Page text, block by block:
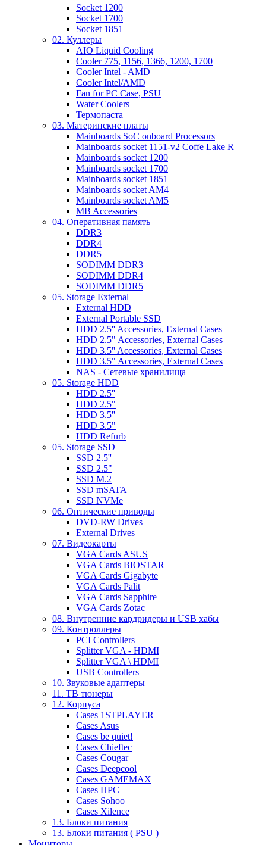
Socket 1200
Socket 1700
Socket 1851
02. Куллеры
AIO Liquid Cooling
Cooler 775, 1156, 1366, 1200, 1700
Cooler Intel - AMD
Cooler Intel/AMD
Fan for PC Case, PSU
Water Coolers
Термопаста
03. Материнские платы
Mainboards SoC onboard Processors
Mainboards socket 1151-v2 Coffe Lake R
Mainboards socket 1200
Mainboards socket 1700
Mainboards socket 1851
Mainboards socket AM4
Mainboards socket AM5
MB Accessories
04. Оперативная память
DDR3
DDR4
DDR5
SODIMM DDR3
SODIMM DDR4
SODIMM DDR5
05. Storage External
External HDD
External Portable SSD
HDD 2.5'' Accessories, External Cases
HDD 2.5" Accessories, External Cases
HDD 3.5'' Accessories, External Cases
HDD 3.5" Accessories, External Cases
NAS - Сетевые хранилища
05. Storage HDD
HDD 2.5''
HDD 2.5"
HDD 3.5''
HDD 3.5"
HDD Refurb
05. Storage SSD
SSD 2.5''
SSD 2.5"
SSD M.2
SSD mSATA
SSD NVMe
06. Оптические приводы
DVD-RW Drives
External Drives
07. Видеокарты
VGA Cards ASUS
VGA Cards BIOSTAR
VGA Cards Gigabyte
VGA Cards Palit
VGA Cards Sapphire
VGA Cards Zotac
08. Внутренние кардридеры и USB хабы
09. Контроллеры
PCI Controllers
Splitter VGA - HDMI
Splitter VGA \ HDMI
USB Controllers
10. Звуковые адаптеры
11. ТВ тюнеры
12. Корпуса
Cases 1STPLAYER
Cases Asus
Cases be quiet!
Cases Chieftec
Cases Cougar
Cases Deepcool
Cases GAMEMAX
Cases HPC
Cases Sohoo
Cases Xilence
13. Блоки питания
13. Блоки питания ( PSU )